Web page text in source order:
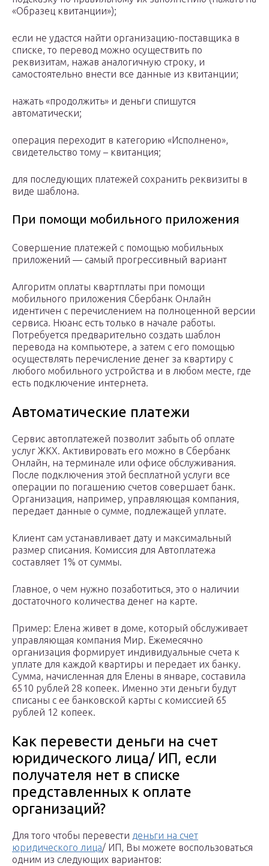
«Образец квитанции»);
если не удастся найти организацию-поставщика в
списке, то перевод можно осуществить по
реквизитам, нажав аналогичную строку, и
самостоятельно внести все данные из квитанции;
нажать «продолжить» и деньги спишутся
автоматически;
операция переходит в категорию «Исполнено»,
свидетельство тому – квитанция;
для последующих платежей сохранить реквизиты в
виде шаблона.
При помощи мобильного приложения
Совершение платежей с помощью мобильных
приложений — самый прогрессивный вариант
Алгоритм оплаты квартплаты при помощи
мобильного приложения Сбербанк Онлайн
идентичен с перечислением на полноценной версии
сервиса. Нюанс есть только в начале работы.
Потребуется предварительно создать шаблон
перевода на компьютере, а затем с его помощью
осуществлять перечисление денег за квартиру с
любого мобильного устройства и в любом месте, где
есть подключение интернета.
Автоматические платежи
Сервис автоплатежей позволит забыть об оплате
услуг ЖКХ. Активировать его можно в Сбербанк
Онлайн, на терминале или офисе обслуживания.
После подключения этой бесплатной услуги все
операции по погашению счетов совершает банк.
Организация, например, управляющая компания,
передает данные о сумме, подлежащей уплате.
Клиент сам устанавливает дату и максимальный
размер списания. Комиссия для Автоплатежа
составляет 1% от суммы.
Главное, о чем нужно позаботиться, это о наличии
достаточного количества денег на карте.
Пример: Елена живет в доме, который обслуживает
управляющая компания Мир. Ежемесячно
организация формирует индивидуальные счета к
уплате для каждой квартиры и передает их банку.
Сумма, начисленная для Елены в январе, составила
6510 рублей 28 копеек. Именно эти деньги будут
списаны с ее банковской карты с комиссией 65
рублей 12 копеек.
Как перевести деньги на счет
юридического лица/ ИП, если
получателя нет в списке
представленных к оплате
организаций?
Для того чтобы перевести деньги на счет
юридического лица/ ИП, Вы можете воспользоваться
одним из следующих вариантов: